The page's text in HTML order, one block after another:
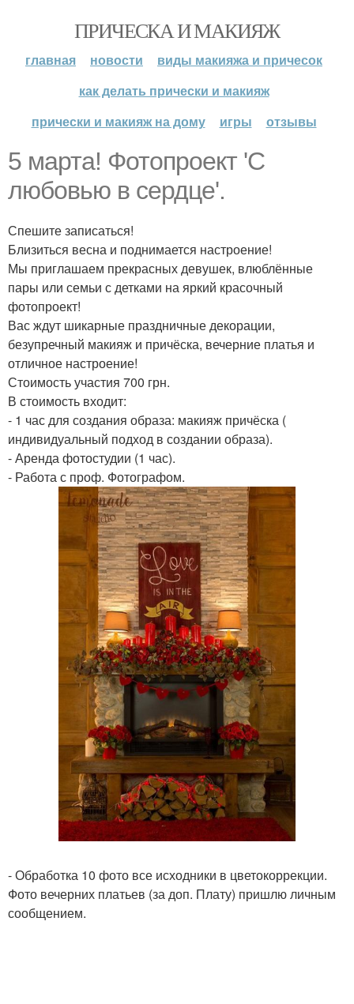
ПРИЧЕСКА И МАКИЯЖ
главная новости
виды макияжа и причесок
как делать прически и макияж
прически и макияж на дому
игры отзывы
5 марта! Фотопроект 'C
любовью в сердце'.
Спешите записаться!
Близиться весна и поднимается настроение!
Мы приглашаем прекрасных девушек, влюблённые
пары или семьи с детками на яркий красочный
фотопроект!
Вас ждут шикарные праздничные декорации,
безупречный макияж и причёска, вечерние платья и
отличное настроение!
Стоимость участия 700 грн.
В стоимость входит:
- 1 час для создания образа: макияж причёска (
индивидуальный подход в создании образа).
- Аренда фотостудии (1 час).
- Работа с проф. Фотографом.
- Обработка 10 фото все исходники в цветокоррекции.
Фото вечерних платьев (за доп. Плату) пришлю личным
сообщением.